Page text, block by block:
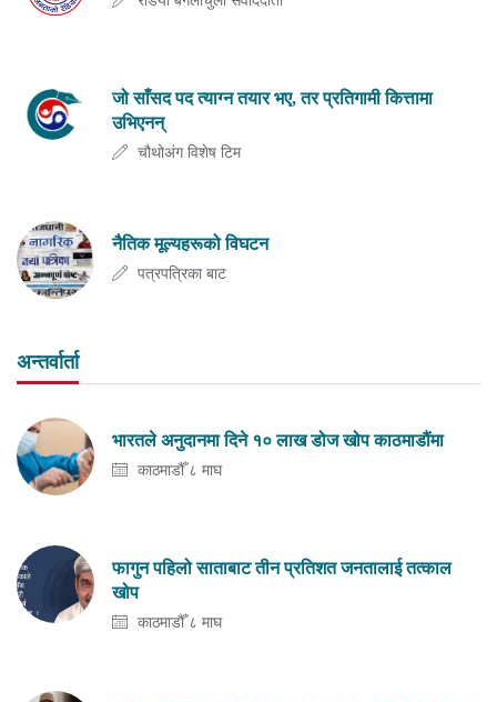
जो साँसद पद त्याग्न तयार भए, तर प्रतिगामी कित्तामा
उभिएनन्
चौथोअंग विशेष टिम
नैतिक मूल्यहरूको विघटन
पत्रपत्रिका बाट
अन्तर्वार्ता
भारतले अनुदानमा दिने १० लाख डोज खोप काठमाडौंमा
काठमाडौँ ८ माघ
फागुन पहिलो साताबाट तीन प्रतिशत जनतालाई तत्काल
खोप
काठमाडौँ ८ माघ